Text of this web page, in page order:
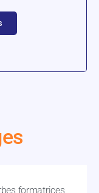
formatrices,